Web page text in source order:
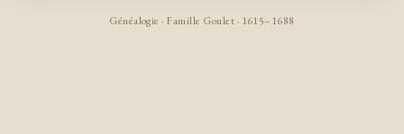
Généalogie · Famille Goulet · 1615–1688